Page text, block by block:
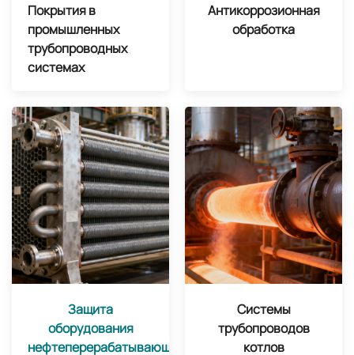
Покрытия в
промышленных
трубопроводных
системах
Антикоррозионная
обработка
Защита
оборудования
нефтеперерабатывающих
Системы
трубопроводов
котлов